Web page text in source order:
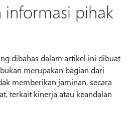
informasi pihak
dibahas dalam artikel ini dibuat
merupakan bagian dari
memberikan jaminan, secara
terkait kinerja atau keandalan